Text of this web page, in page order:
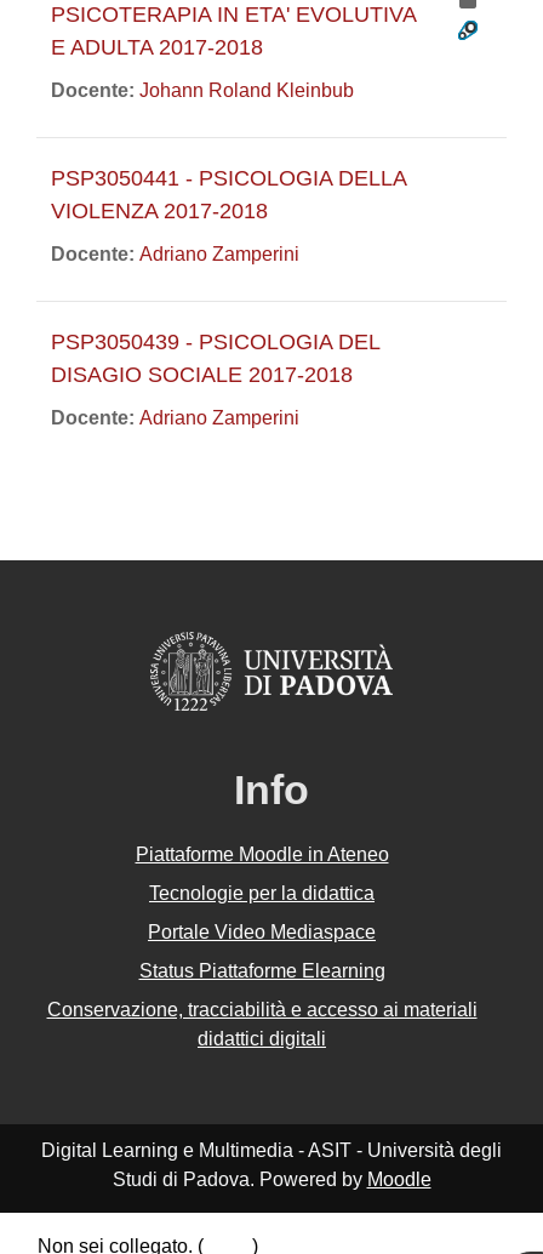
PSICOTERAPIA IN ETA' EVOLUTIVA
E ADULTA 2017-2018
Docente: Johann Roland Kleinbub
PSP3050441 - PSICOLOGIA DELLA
VIOLENZA 2017-2018
Docente: Adriano Zamperini
PSP3050439 - PSICOLOGIA DEL
DISAGIO SOCIALE 2017-2018
Docente: Adriano Zamperini
Info
Piattaforme Moodle in Ateneo
Tecnologie per la didattica
Portale Video Mediaspace
Status Piattaforme Elearning
Conservazione, tracciabilità e accesso ai materiali
didattici digitali
Digital Learning e Multimedia - ASIT - Università degli
Studi di Padova. Powered by Moodle
Non sei collegato. ( )